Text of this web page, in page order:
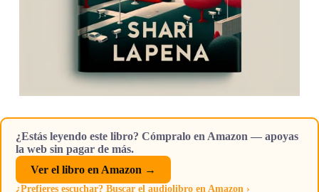
¿Estás leyendo este libro? Cómpralo en Amazon — apoyas
la web sin pagar de más.
Ver el libro en Amazon →
¿Prefieres escuchar? Buscar el audiolibro en Amazon ›